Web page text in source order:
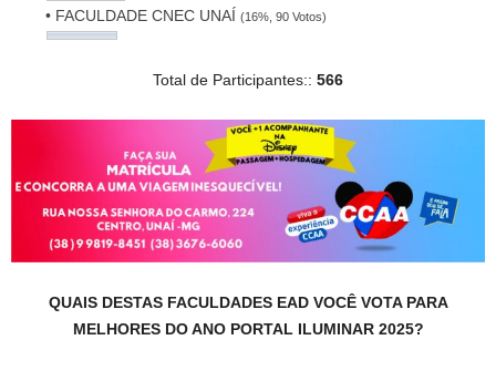
• FACULDADE CNEC UNAÍ (16%, 90 Votos)
Total de Participantes:: 566
QUAIS DESTAS FACULDADES EAD VOCÊ VOTA PARA
MELHORES DO ANO PORTAL ILUMINAR 2025?